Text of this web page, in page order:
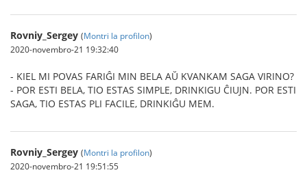
Rovniy_Sergey (Montri la profilon)
2020-novembro-21 19:32:40
- KIEL MI POVAS FARIĜI MIN BELA AŬ KVANKAM SAGA VIRINO?
- POR ESTI BELA, TIO ESTAS SIMPLE, DRINKIGU ĈIUJN. POR ESTI
SAGA, TIO ESTAS PLI FACILE, DRINKIĜU MEM.
Rovniy_Sergey (Montri la profilon)
2020-novembro-21 19:51:55